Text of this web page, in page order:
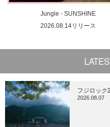
Jungle - SUNSHINE
2026.08.14リリース
フジロック
2026.08.07